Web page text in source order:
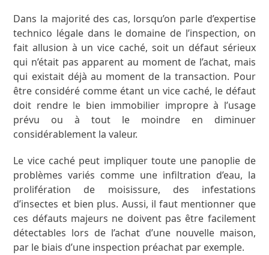
Dans la majorité des cas, lorsqu’on parle d’expertise
technico légale dans le domaine de l’inspection, on
fait allusion à un vice caché, soit un défaut sérieux
qui n’était pas apparent au moment de l’achat, mais
qui existait déjà au moment de la transaction. Pour
être considéré comme étant un vice caché, le défaut
doit rendre le bien immobilier impropre à l’usage
prévu ou à tout le moindre en diminuer
considérablement la valeur.
Le vice caché peut impliquer toute une panoplie de
problèmes variés comme une infiltration d’eau, la
prolifération de moisissure, des infestations
d’insectes et bien plus. Aussi, il faut mentionner que
ces défauts majeurs ne doivent pas être facilement
détectables lors de l’achat d’une nouvelle maison,
par le biais d’une inspection préachat par exemple.